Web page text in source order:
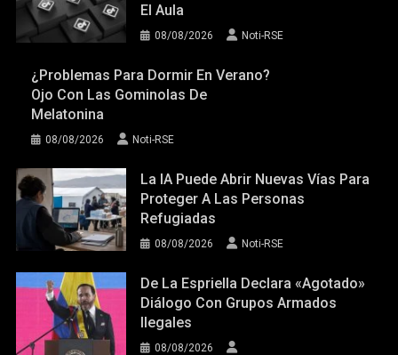
El Aula
08/08/2026 Noti-RSE
¿Problemas Para Dormir En Verano?
Ojo Con Las Gominolas De
Melatonina
08/08/2026 Noti-RSE
La IA Puede Abrir Nuevas Vías Para
Proteger A Las Personas
Refugiadas
08/08/2026 Noti-RSE
De La Espriella Declara «agotado»
Diálogo Con Grupos Armados
Ilegales
08/08/2026